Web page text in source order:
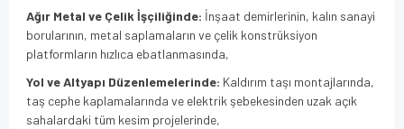
Ağır Metal ve Çelik İşçiliğinde: İnşaat demirlerinin, kalın sanayi
borularının, metal saplamaların ve çelik konstrüksiyon
platformların hızlıca ebatlanmasında,
Yol ve Altyapı Düzenlemelerinde: Kaldırım taşı montajlarında,
taş cephe kaplamalarında ve elektrik şebekesinden uzak açık
sahalardaki tüm kesim projelerinde,